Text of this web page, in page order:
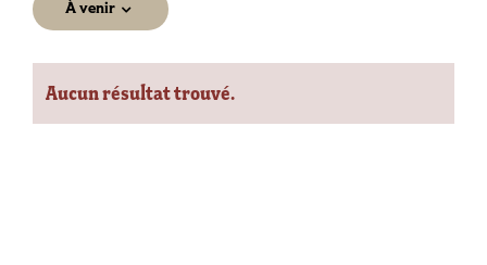
Notice
Aucun résultat trouvé.
À venir
une
date.